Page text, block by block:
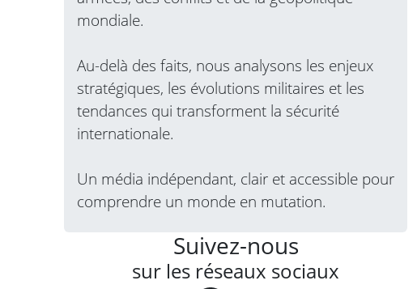
mondiale.
Au-delà des faits, nous analysons les enjeux
stratégiques, les évolutions militaires et les
tendances qui transforment la sécurité
internationale.
Un média indépendant, clair et accessible pour
comprendre un monde en mutation.
Suivez-nous
sur les réseaux sociaux